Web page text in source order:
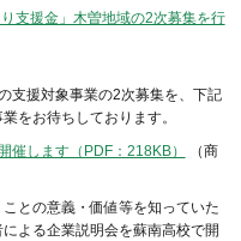
支援金」木曽地域の2次募集を行
援対象事業の2次募集を、下記
をお待ちしております。
催します（PDF：218KB）
（商
との意義・価値等を知っていた
よる企業説明会を蘇南高校で開